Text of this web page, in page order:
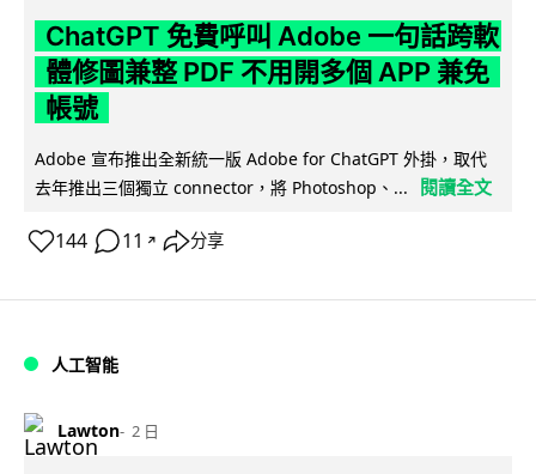
ChatGPT 免費呼叫 Adobe 一句話跨軟
體修圖兼整 PDF 不用開多個 APP 兼免
帳號
Adobe 宣布推出全新統一版 Adobe for ChatGPT 外掛，取代
去年推出三個獨立 connector，將 Photoshop、...
閱讀全文
144 11 ↗ 分享
人工智能
Lawton 2 日